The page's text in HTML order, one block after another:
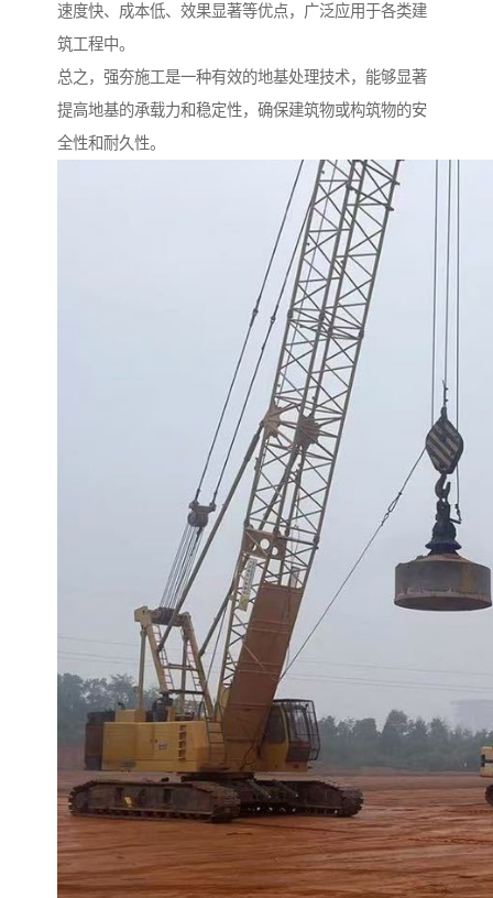
速度快、成本低、效果显著等优点，广泛应用于各类建
筑工程中。
总之，强夯施工是一种有效的地基处理技术，能够显著
提高地基的承载力和稳定性，确保建筑物或构筑物的安
全性和耐久性。